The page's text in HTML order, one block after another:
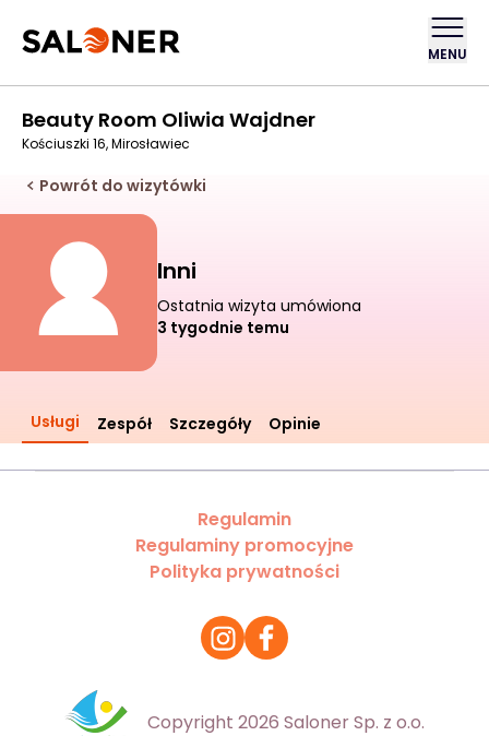
MENU
Beauty Room Oliwia Wajdner
Kościuszki 16, Mirosławiec
Powrót do wizytówki
Inni
Ostatnia wizyta umówiona
3 tygodnie temu
Usługi Zespół Szczegóły Opinie
Regulamin
Regulaminy promocyjne
Polityka prywatności
Copyright 2026 Saloner Sp. z o.o.